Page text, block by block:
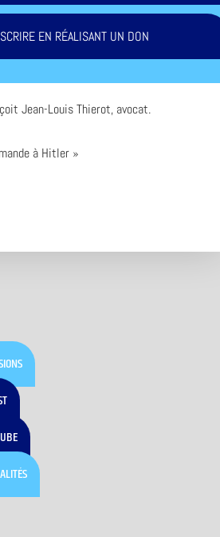
EN RÉALISANT UN DON
Jean-Louis Thierot, avocat.
à Hitler »